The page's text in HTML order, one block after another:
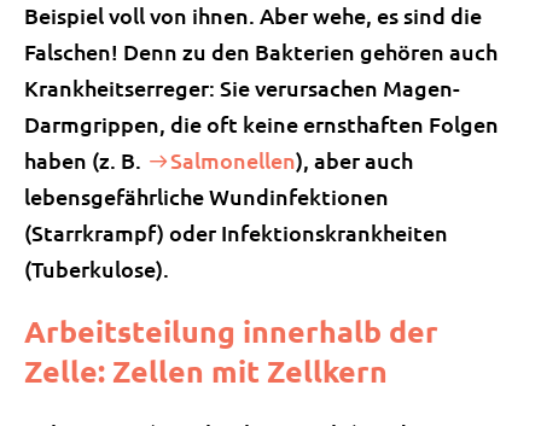
Beispiel voll von ihnen. Aber wehe, es sind die
Falschen! Denn zu den Bakterien gehören auch
Krankheitserreger: Sie verursachen Magen-
Darmgrippen, die oft keine ernsthaften Folgen
haben (z. B.
Salmonellen), aber auch
lebensgefährliche Wundinfektionen
(Starrkrampf) oder Infektionskrankheiten
(Tuberkulose).
Arbeitsteilung innerhalb der
Zelle: Zellen mit Zellkern